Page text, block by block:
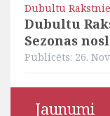
Dubultu
Dubultu
Sezonas
Publicēts: 26.
Jaunumi